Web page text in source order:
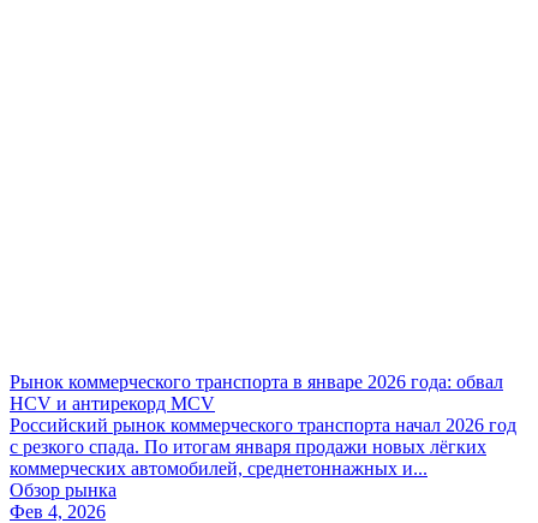
Рынок коммерческого транспорта в январе 2026 года: обвал
HCV и антирекорд MCV
Российский рынок коммерческого транспорта начал 2026 год
с резкого спада. По итогам января продажи новых лёгких
коммерческих автомобилей, среднетоннажных и...
Обзор рынка
Фев 4, 2026